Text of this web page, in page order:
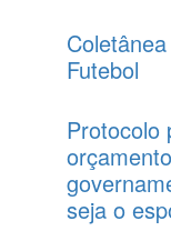
Futebol
Protocolo
seja o